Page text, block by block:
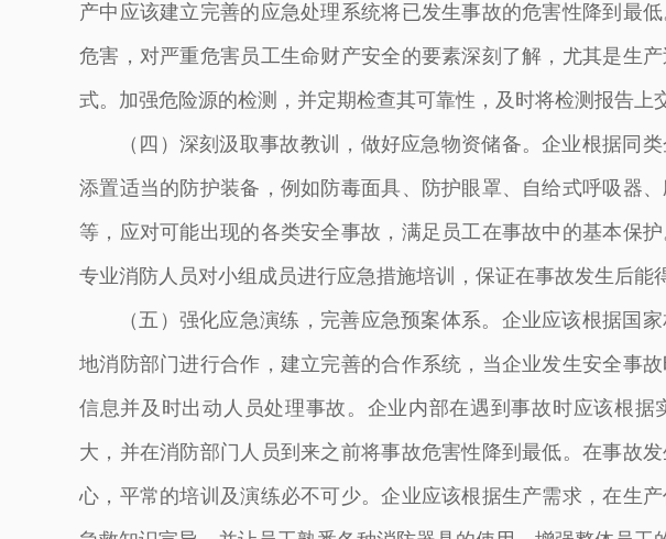
产中应该建立完善的应急处理系统将已发生事故的危害性降到最
危害，对严重危害员工生命财产安全的要素深刻了解，尤其是生
式。加强危险源的检测，并定期检查其可靠性，及时将检测报告上
（四）深刻汲取事故教训，做好应急物资储备。企业根据同
添置适当的防护装备，例如防毒面具、防护眼罩、自给式呼吸器
等，应对可能出现的各类安全事故，满足员工在事故中的基本保
专业消防人员对小组成员进行应急措施培训，保证在事故发生后能
（五）强化应急演练，完善应急预案体系。企业应该根据国
地消防部门进行合作，建立完善的合作系统，当企业发生安全事
信息并及时出动人员处理事故。企业内部在遇到事故时应该根
大，并在消防部门人员到来之前将事故危害性降到最低。在事故
心，平常的培训及演练必不可少。企业应该根据生产需求，在生